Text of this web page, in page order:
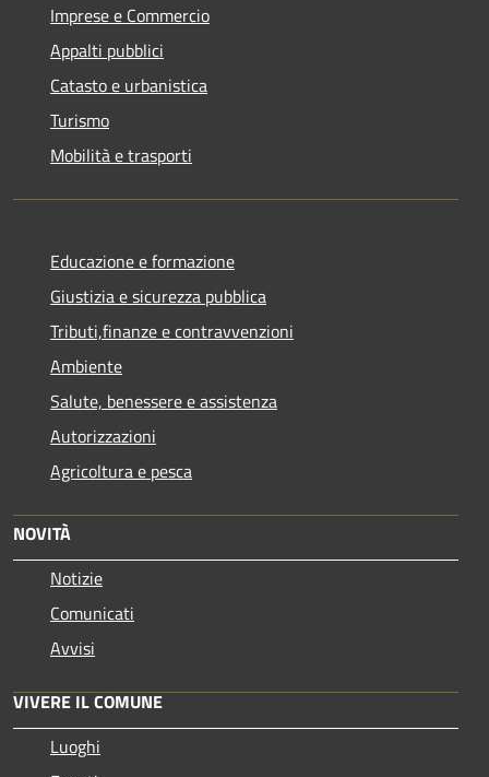
Imprese e Commercio
Appalti pubblici
Catasto e urbanistica
Turismo
Mobilità e trasporti
Educazione e formazione
Giustizia e sicurezza pubblica
Tributi,finanze e contravvenzioni
Ambiente
Salute, benessere e assistenza
Autorizzazioni
Agricoltura e pesca
NOVITÀ
Notizie
Comunicati
Avvisi
VIVERE IL COMUNE
Luoghi